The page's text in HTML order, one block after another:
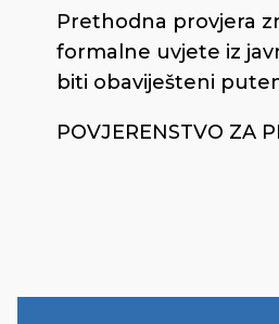
Prethodna provjera
formalne uvjete iz
biti obaviješteni
POVJERENSTVO ZA